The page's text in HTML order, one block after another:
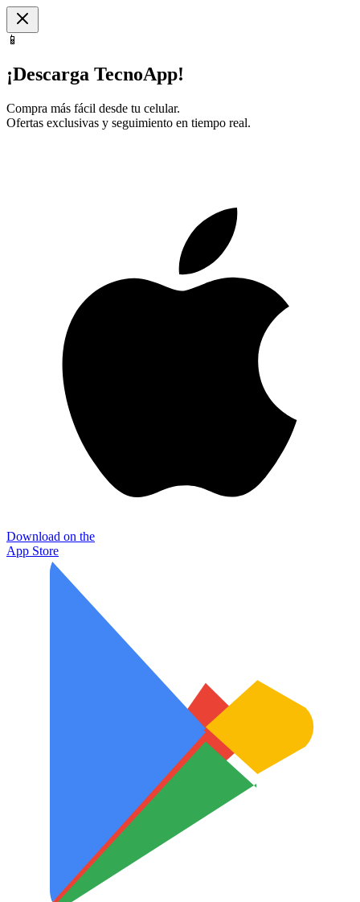
📱
¡Descarga TecnoApp!
Compra más fácil desde tu celular.
Ofertas exclusivas y seguimiento en tiempo real.
Download on the
App Store